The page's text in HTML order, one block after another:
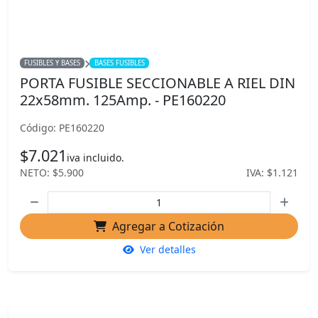
FUSIBLES Y BASES BASES FUSIBLES
PORTA FUSIBLE SECCIONABLE A RIEL DIN
22x58mm. 125Amp. - PE160220
Código: PE160220
$7.021 iva incluido.
NETO: $5.900
IVA: $1.121
Agregar a Cotización
Ver detalles